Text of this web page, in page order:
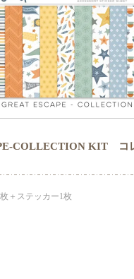
COLLECTION KIT コ
＋ステッカー1枚